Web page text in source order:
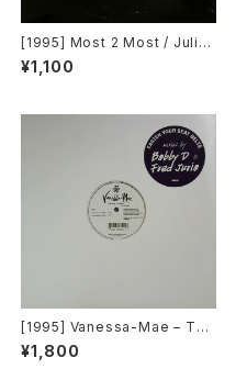
[1995] Most 2 Most / Julian
Golson – Soul 4 Real / Ope
n Your Eyes [Choice Recor
¥1,100
[1995] Vanessa-Mae – Toc
cata & Fugue In D Minor [A
ngel Records]
¥1,800